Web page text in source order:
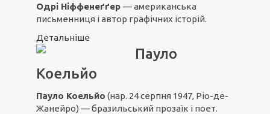
Одрі Ніффенеґґер — американська
письменниця і автор графічних історій.
Детальніше
Пауло
Коельйо
Пауло Коельйо (нар. 24 серпня 1947, Ріо-де-
Жанейро) — бразильський прозаїк і поет.